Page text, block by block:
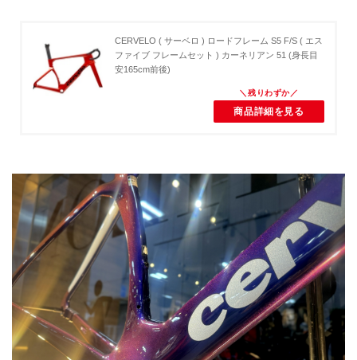
CERVELO ( サーベロ ) ロードフレーム S5 F/S ( エス
ファイブ フレームセット ) カーネリアン 51 (身長目
安165cm前後)
商品詳細を見る